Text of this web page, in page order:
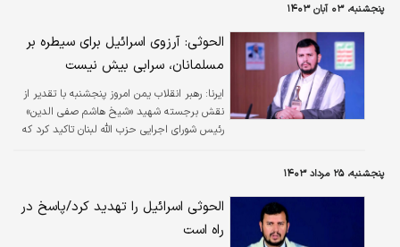
پنجشنبه، ۰۳ آبان ۱۴۰۳
الحوثی: آرزوی اسرائیل برای سیطره بر
مسلمانان، سرابی بیش نیست
ایرنا: رهبر انقلاب یمن امروز پنجشنبه با تقدیر از
نقش برجسته شهید «شیخ هاشم صفی الدین»
رئیس شورای اجرایی حزب الله لبنان تاکید کرد که
پنجشنبه، ۲۵ مرداد ۱۴۰۳
الحوثی اسرائیل را تهدید کرد/پاسخ در
راه است